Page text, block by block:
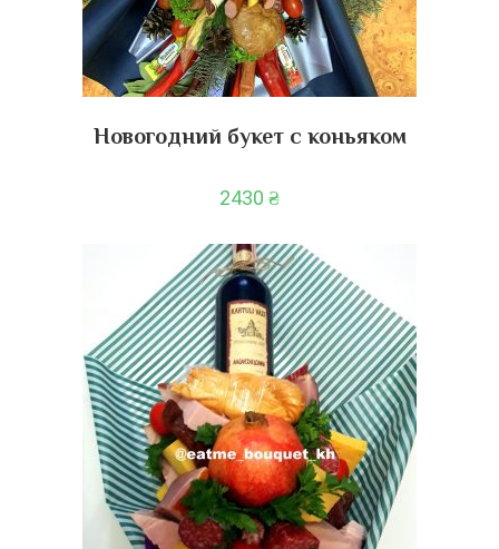
Новогодний букет с коньяком
2430 ₴